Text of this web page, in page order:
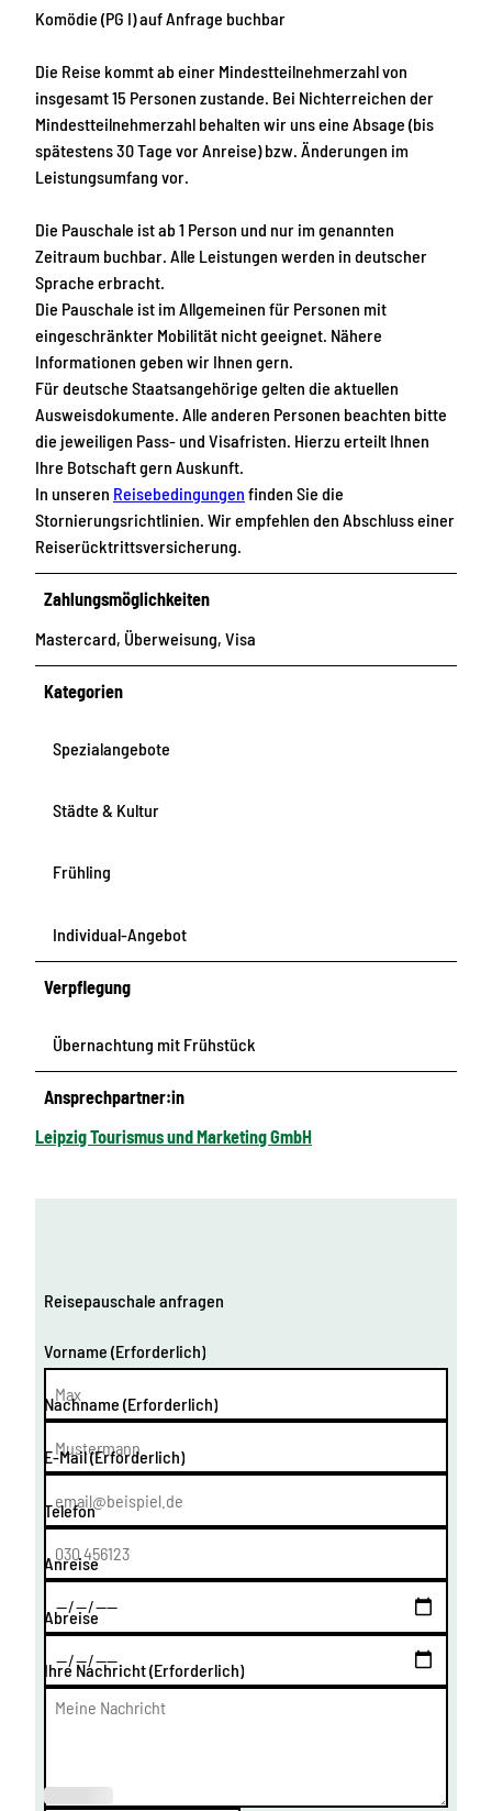
Komödie (PG I) auf Anfrage buchbar
Die Reise kommt ab einer Mindestteilnehmerzahl von
insgesamt 15 Personen zustande. Bei Nichterreichen der
Mindestteilnehmerzahl behalten wir uns eine Absage (bis
spätestens 30 Tage vor Anreise) bzw. Änderungen im
Leistungsumfang vor.
Die Pauschale ist ab 1 Person und nur im genannten
Zeitraum buchbar. Alle Leistungen werden in deutscher
Sprache erbracht.
Die Pauschale ist im Allgemeinen für Personen mit
eingeschränkter Mobilität nicht geeignet. Nähere
Informationen geben wir Ihnen gern.
Für deutsche Staatsangehörige gelten die aktuellen
Ausweisdokumente. Alle anderen Personen beachten bitte
die jeweiligen Pass- und Visafristen. Hierzu erteilt Ihnen
Ihre Botschaft gern Auskunft.
In unseren Reisebedingungen finden Sie die
Stornierungsrichtlinien. Wir empfehlen den Abschluss einer
Reiserücktrittsversicherung.
Zahlungsmöglichkeiten
Mastercard, Überweisung, Visa
Kategorien
Spezialangebote
Städte & Kultur
Frühling
Individual-Angebot
Verpflegung
Übernachtung mit Frühstück
Ansprechpartner:in
Leipzig Tourismus und Marketing GmbH
Reisepauschale anfragen
Vorname (Erforderlich)
Nachname (Erforderlich)
E-Mail(Erforderlich)
Telefon
Anreise
Abreise
Ihre Nachricht(Erforderlich)
(Erforderl